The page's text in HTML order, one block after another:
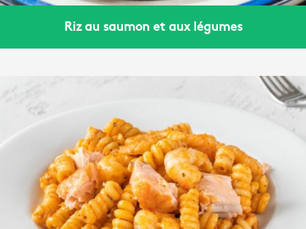
Riz au saumon et aux légumes